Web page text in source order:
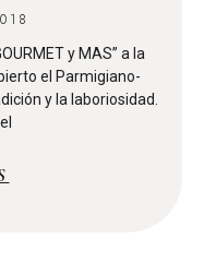
y MAS” a la
el Parmigiano-
y la laboriosidad.